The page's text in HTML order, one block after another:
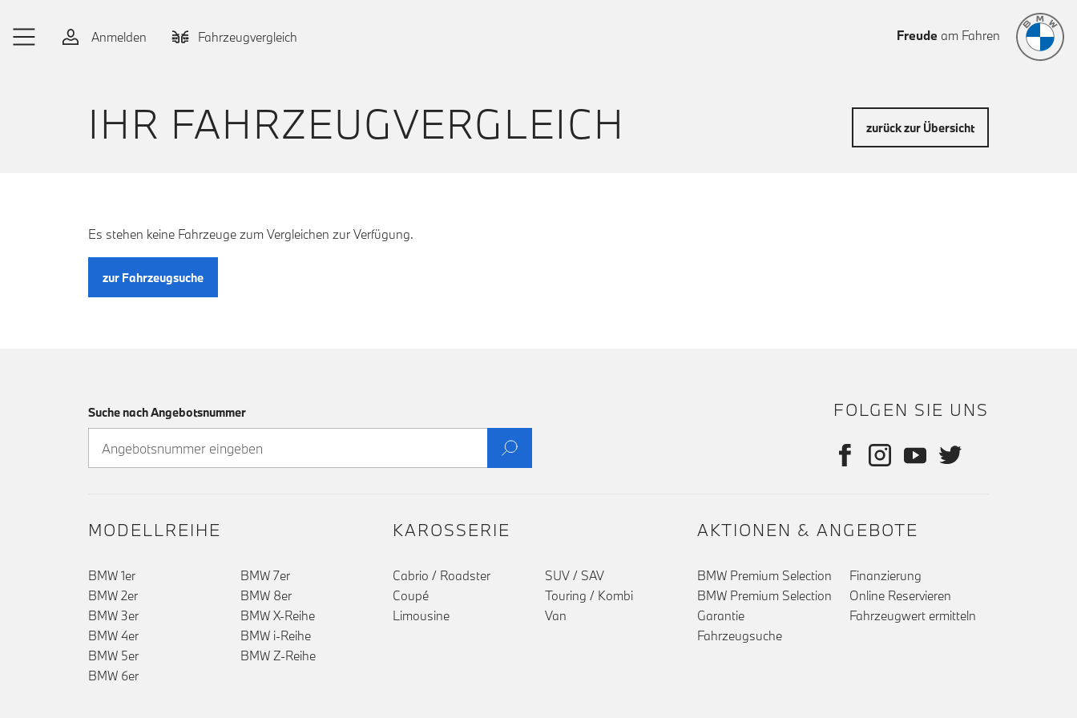
Anmelden
Fahrzeugvergleich Freude am Fahren
IHR FAHRZEUGVERGLEICH zurück zur Übersicht
Es stehen keine Fahrzeuge zum Vergleichen zur Verfügung.
zur Fahrzeugsuche
Suche nach Angebotsnummer FOLGEN SIE UNS
MODELLREIHE
BMW 1er
BMW 2er
BMW 3er
BMW 4er
BMW 5er
BMW 6er
BMW 7er
BMW 8er
BMW X-Reihe
BMW i-Reihe
BMW Z-Reihe
KAROSSERIE
Cabrio / Roadster
Coupé
Limousine
SUV / SAV
Touring / Kombi
Van
AKTIONEN & ANGEBOTE
BMW Premium Selection
BMW Premium Selection
Garantie
Fahrzeugsuche
Finanzierung
Online Reservieren
Fahrzeugwert ermitteln